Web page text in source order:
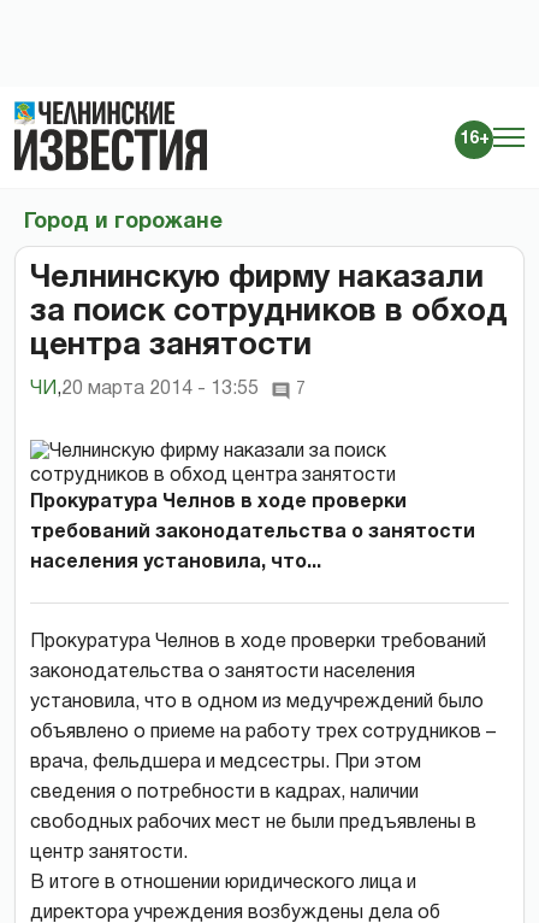
16+
Город и горожане
Челнинскую фирму наказали
за поиск сотрудников в обход
центра занятости
ЧИ ,20 марта 2014 - 13:55 7
Прокуратура Челнов в ходе проверки
требований законодательства о занятости
населения установила, что...
Прокуратура Челнов в ходе проверки требований
законодательства о занятости населения
установила, что в одном из медучреждений было
объявлено о приеме на работу трех сотрудников –
врача, фельдшера и медсестры. При этом
сведения о потребности в кадрах, наличии
свободных рабочих мест не были предъявлены в
центр занятости.
В итоге в отношении юридического лица и
директора учреждения возбуждены дела об